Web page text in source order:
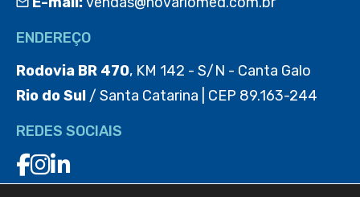
ENDEREÇO
Rodovia BR 470, KM 142 - S/N - Canta Galo
Rio do Sul / Santa Catarina | CEP 89.163-244
REDES SOCIAIS